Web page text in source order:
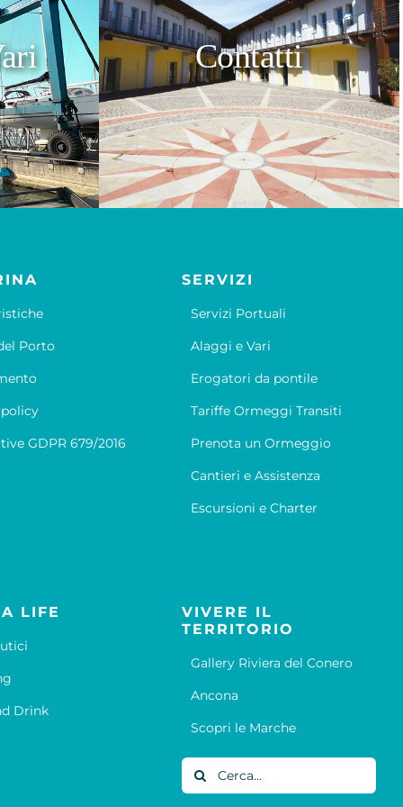
Contatti
Porto
GDPR 679/2016
SERVIZI
Servizi Portuali
Alaggi e Vari
Erogatori da pontile
Tariffe Ormeggi Transiti
Prenota un Ormeggio
Cantieri e Assistenza
Escursioni e Charter
LIFE
Drink
VIVERE IL
TERRITORIO
Gallery Riviera del Conero
Ancona
Scopri le Marche
Cerca
per: